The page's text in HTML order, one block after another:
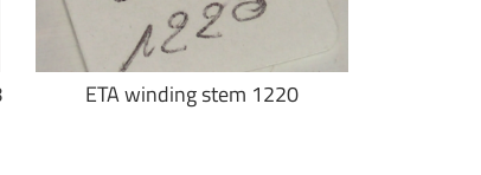
ETA winding stem 1220